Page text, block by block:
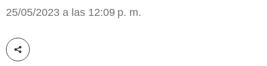
25/05/2023 a las 12:09 p. m.
Compartir esta noticia